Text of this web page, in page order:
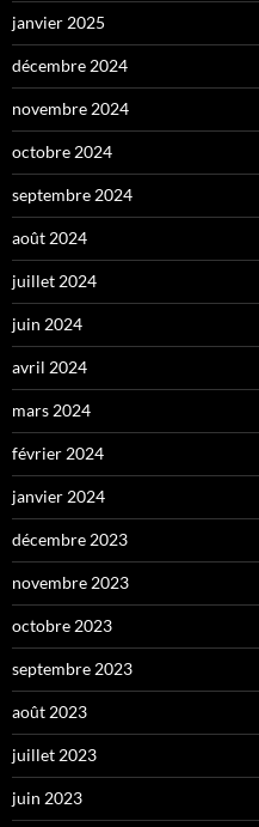
janvier 2025
décembre 2024
novembre 2024
octobre 2024
septembre 2024
août 2024
juillet 2024
juin 2024
avril 2024
mars 2024
février 2024
janvier 2024
décembre 2023
novembre 2023
octobre 2023
septembre 2023
août 2023
juillet 2023
juin 2023